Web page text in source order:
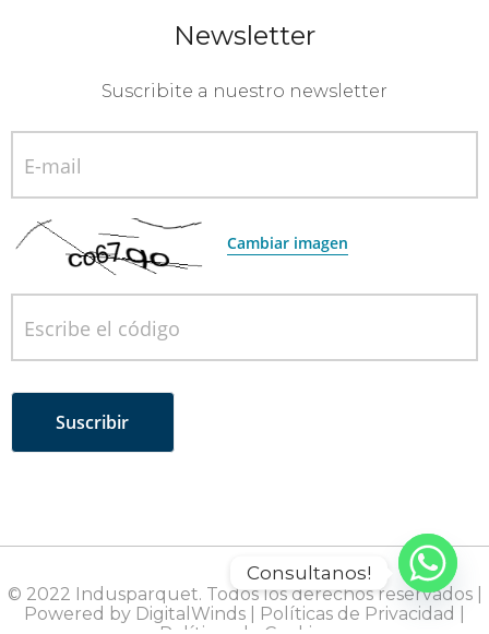
Newsletter
Suscribite a nuestro newsletter
E-mail
Cambiar imagen
Escribe el código
© 2022 Indusparquet. Todos los derechos reservados |
Powered by DigitalWinds
Políticas de Privacidad
Consultanos!